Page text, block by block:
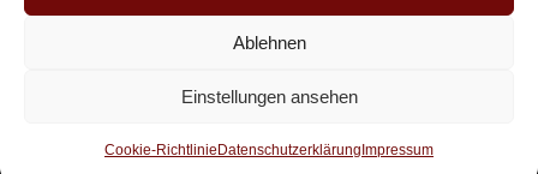
Ablehnen
Einstellungen ansehen
Cookie-Richtlinie Datenschutzerklärung Impressum
© Kulturzentrum Kreuz e.V. 2026, Webseite: